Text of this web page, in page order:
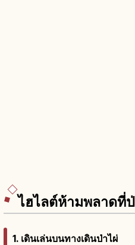
ไฮไลต์ห้ามพลาดที่
1. เดินเล่นบนทางเดินป่าไผ่